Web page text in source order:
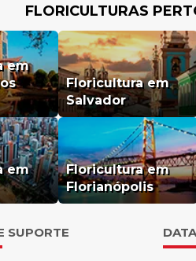
FLORICULTURAS
em
Floricultura em
Salvador
em
Floricultura em
Florianópolis
SUPORTE